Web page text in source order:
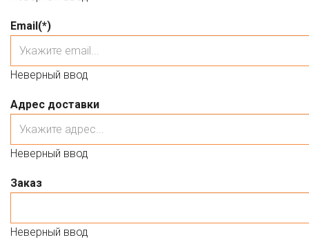
Email(*)
Неверный ввод
Адрес доставки
Неверный ввод
Заказ
Неверный ввод